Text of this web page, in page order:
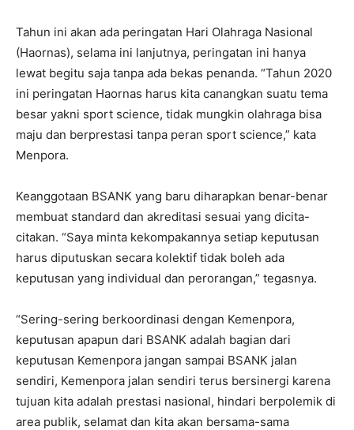
Tahun ini akan ada peringatan Hari Olahraga Nasional
(Haornas), selama ini lanjutnya, peringatan ini hanya
lewat begitu saja tanpa ada bekas penanda. “Tahun 2020
ini peringatan Haornas harus kita canangkan suatu tema
besar yakni sport science, tidak mungkin olahraga bisa
maju dan berprestasi tanpa peran sport science,” kata
Menpora.
Keanggotaan BSANK yang baru diharapkan benar-benar
membuat standard dan akreditasi sesuai yang dicita-
citakan. “Saya minta kekompakannya setiap keputusan
harus diputuskan secara kolektif tidak boleh ada
keputusan yang individual dan perorangan,” tegasnya.
“Sering-sering berkoordinasi dengan Kemenpora,
keputusan apapun dari BSANK adalah bagian dari
keputusan Kemenpora jangan sampai BSANK jalan
sendiri, Kemenpora jalan sendiri terus bersinergi karena
tujuan kita adalah prestasi nasional, hindari berpolemik di
area publik, selamat dan kita akan bersama-sama